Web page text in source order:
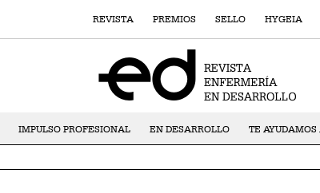
REVISTA PREMIOS SELLO HYGEIA
IMPULSO PROFESIONAL EN DESARROLLO TE AYUDAMOS